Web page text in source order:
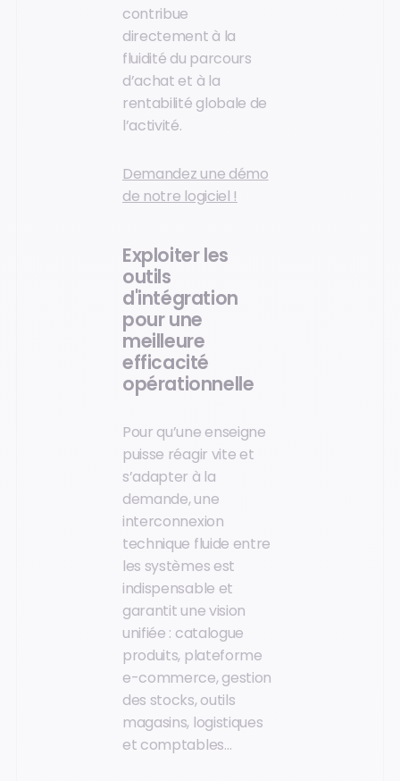
contribue
directement à la
fluidité du parcours
d’achat et à la
rentabilité globale de
l’activité.
Demandez une démo
de notre logiciel !
Exploiter les
outils
d'intégration
pour une
meilleure
efficacité
opérationnelle
Pour qu’une enseigne
puisse réagir vite et
s’adapter à la
demande, une
interconnexion
technique fluide entre
les systèmes est
indispensable et
garantit une vision
unifiée : catalogue
produits, plateforme
e-commerce, gestion
des stocks, outils
magasins, logistiques
et comptables…